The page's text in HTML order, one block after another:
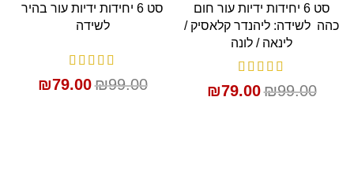
סט 6 יחידות ידיות עור חום
כהה לשידה: ליהנדר קלאסיק /
לינאה / לונה
₪99.00
₪79.00
סט 6 יחידות ידיות עור בהיר
לשידה
₪99.00
₪79.00